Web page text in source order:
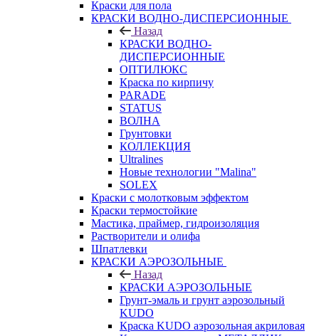
Краски для пола
КРАСКИ ВОДНО-ДИСПЕРСИОННЫЕ
Назад
КРАСКИ ВОДНО-
ДИСПЕРСИОННЫЕ
ОПТИЛЮКС
Краска по кирпичу
PARADE
STATUS
ВОЛНА
Грунтовки
КОЛЛЕКЦИЯ
Ultralines
Новые технологии "Malina"
SOLEX
Краски с молотковым эффектом
Краски термостойкие
Мастика, праймер, гидроизоляция
Растворители и олифа
Шпатлевки
КРАСКИ АЭРОЗОЛЬНЫЕ
Назад
КРАСКИ АЭРОЗОЛЬНЫЕ
Грунт-эмаль и грунт аэрозольный
KUDO
Краска KUDO аэрозольная акриловая